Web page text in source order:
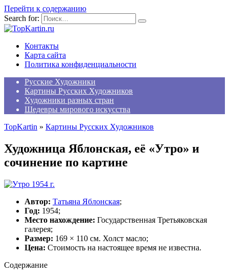
Перейти к содержанию
Search for:
Контакты
Карта сайта
Политика конфиденциальности
Русские Художники
Картины Русских Художников
Художники разных стран
Шедевры мирового искусства
TopKartin » Картины Русских Художников
Художница Яблонская, её «Утро» и
сочинение по картине
Автор: Татьяна Яблонская;
Год: 1954;
Место нахождение: Государственная Третьяковская
галерея;
Размер: 169 × 110 см. Холст масло;
Цена: Стоимость на настоящее время не известна.
Содержание